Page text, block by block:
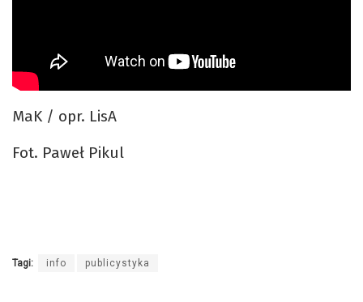
MaK / opr. LisA
Fot. Paweł Pikul
Tagi: info publicystyka